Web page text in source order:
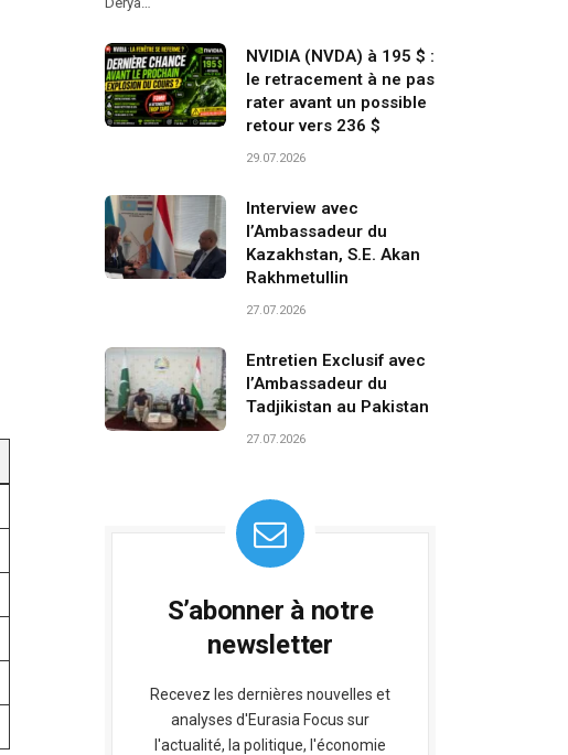
NVIDIA (NVDA) à 195 $ :
le retracement à ne pas
rater avant un possible
retour vers 236 $
29.07.2026
Interview avec
l’Ambassadeur du
Kazakhstan, S.E. Akan
Rakhmetullin
27.07.2026
Entretien Exclusif avec
l’Ambassadeur du
Tadjikistan au Pakistan
27.07.2026
S’abonner à notre
newsletter
Recevez les dernières nouvelles et
analyses d'Eurasia Focus sur
l'actualité, la politique, l'économie